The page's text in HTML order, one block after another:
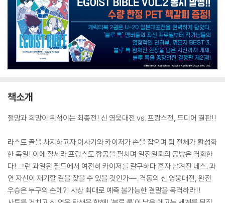
책소개
절망과 희망이 뒤섞이는 최종전! 신 영웅대전 vs. 프랑스전, 드디어 결판!!
라스트 골을 차지하고자 이사기와 카이저가 손을 잡으며 팀 전체가 활성화
한 독일! 이에 질세라 프랑스도 합공을 펼치며 일진일퇴의 공방은 격화한
다! 그런 과열된 필드에서 여전히 카이저를 갈구하다 혼자 남겨진 네스. 과
연 자신이 재기할 길을 찾을 수 있을 것인가―. 격동의 신 영웅대전, 완전
우승은 누구의 손에?! 사상 최대로 예측 불가능한 결말을 목격하라!!